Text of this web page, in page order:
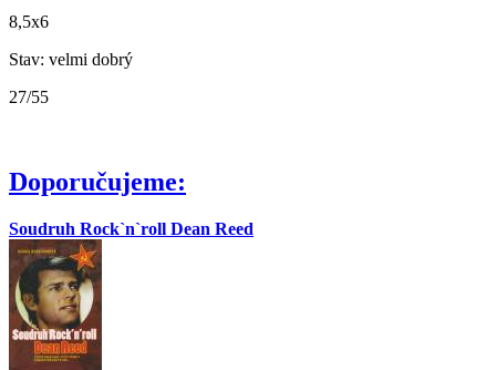
8,5x6
Stav: velmi dobrý
27/55
Doporučujeme:
Soudruh Rock`n`roll Dean Reed